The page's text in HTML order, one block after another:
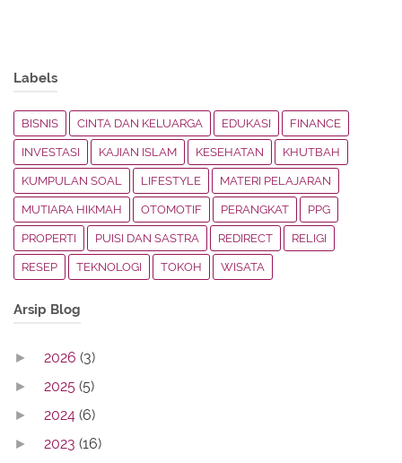
Labels
BISNIS CINTA DAN KELUARGA EDUKASI FINANCE
INVESTASI KAJIAN ISLAM KESEHATAN KHUTBAH
KUMPULAN SOAL LIFESTYLE MATERI PELAJARAN
MUTIARA HIKMAH OTOMOTIF PERANGKAT PPG
PROPERTI PUISI DAN SASTRA REDIRECT RELIGI
RESEP TEKNOLOGI TOKOH WISATA
Arsip Blog
► 2026 (3)
► 2025 (5)
► 2024 (6)
► 2023 (16)